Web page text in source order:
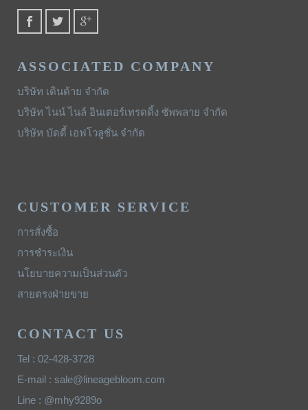
ASSOCIATED COMPANY
บริษัท เดินด้าย จำกัด
บริษัท ไนน์ ไนล์ อินเตอร์เทรดดิ้ง ซัพพลาย จำกัด
บริษัท บัดดี้ เอฟโวลูชั่น จำกัด
CUSTOMER SERVICE
การสั่งซื้อ
การชำระเงิน
นโยบายความเป็นส่วนตัว
สายตรงฝ่ายขาย
CONTACT US
Tel : 02-428-3728
E-mail : sale@lineagebloom.com
Line : @mhy9289o